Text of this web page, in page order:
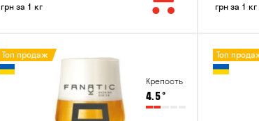
грн за 1 кг грн за 1 кг
Крепость
4.5°
Топ продаж Топ